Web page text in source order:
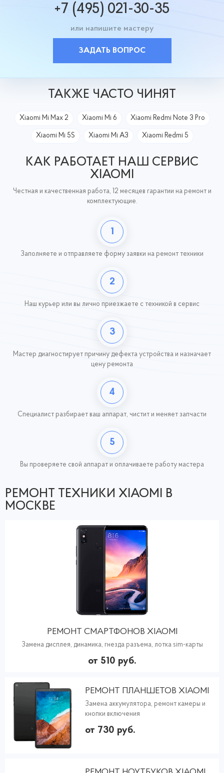
+7 (495) 021-30-35
или напишите мастеру
ЗАДАТЬ ВОПРОС
ТАКЖЕ ЧАСТО ЧИНЯТ
Xiaomi Mi Max 2 Xiaomi Mi 6 Xiaomi Redmi Note 3 Pro
Xiaomi Mi 5S Xiaomi Mi A3 Xiaomi Redmi 5
КАК РАБОТАЕТ НАШ СЕРВИС
XIAOMI
Честная и качественная работа, 12 месяцев гарантии на ремонт и
комплектующие.
1
Заполняете и отправляете форму заявки на ремонт техники
2
Наш курьер или вы лично приезжаете с техникой в сервис
3
Мастер диагностирует причину дефекта устройства и назначает
цену ремонта
4
Специалист разбирает ваш аппарат, чистит и меняет запчасти
5
Вы проверяете свой аппарат и оплачиваете работу мастера
РЕМОНТ ТЕХНИКИ XIAOMI В
МОСКВЕ
РЕМОНТ СМАРТФОНОВ XIAOMI
Замена дисплея, динамика, гнезда разъема, лотка sim-карты
от 510 руб.
РЕМОНТ ПЛАНШЕТОВ XIAOMI
Замена аккумулятора, ремонт камеры и
кнопки включения
от 730 руб.